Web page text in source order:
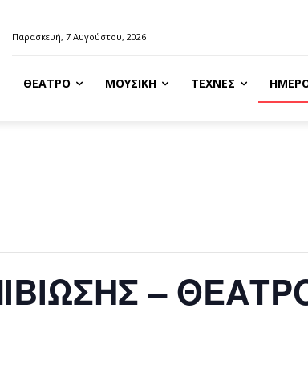
Παρασκευή, 7 Αυγούστου, 2026
ΘΈΑΤΡΟ ΜΟΥΣΙΚΉ ΤΈΧΝΕΣ
–